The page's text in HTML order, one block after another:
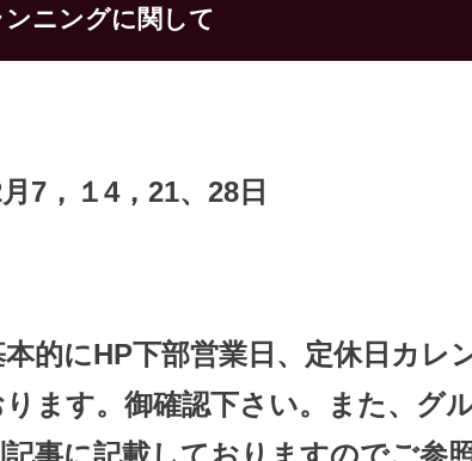
ニングに関して
7，１4，21、28日
的にHP下部営業日、定休日カレ
ます。御確認下さい。また、グ